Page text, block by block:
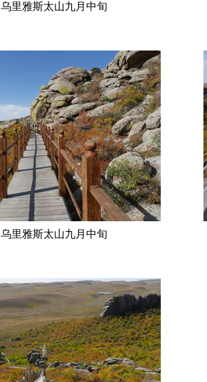
乌里雅斯太山九月中旬
乌里雅斯太山九月中旬